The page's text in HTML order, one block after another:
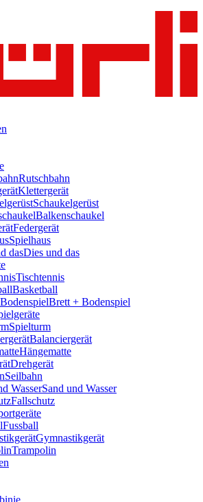
Rutschbahn
Klettergerät
Schaukelgerüst
Balkenschaukel
Federgerät
Spielhaus
Dies und das
Tischtennis
Basketball
Brett + Bodenspiel
Spielturm
Balanciergerät
Hängematte
Drehgerät
Seilbahn
Sand und Wasser
Fallschutz
Fussball
Gymnastikgerät
Trampolin